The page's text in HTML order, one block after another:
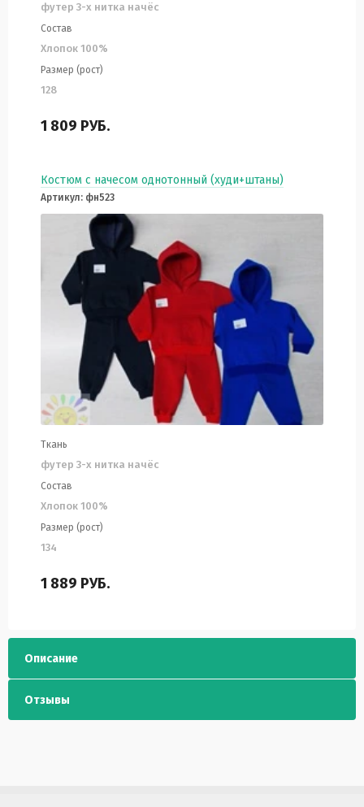
футер 3-х нитка начёс
Состав
Хлопок 100%
Размер (рост)
128
1 809 РУБ.
Костюм с начесом однотонный (худи+штаны)
Артикул: фн523
Ткань
футер 3-х нитка начёс
Состав
Хлопок 100%
Размер (рост)
134
1 889 РУБ.
Описание
Отзывы